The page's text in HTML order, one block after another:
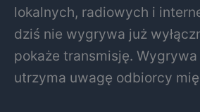
lokalnych, radiowych i
dziś nie wygrywa już
pokaże transmisję.
utrzyma uwagę odbiorcy